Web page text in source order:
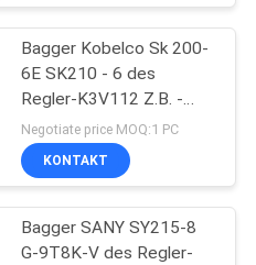
Bagger Kobelco Sk 200-
6E SK210 - 6 des
Regler-K3V112 Z.B. -
9TEL-V
Negotiate price MOQ:1 PC
KONTAKT
Bagger SANY SY215-8
G-9T8K-V des Regler-